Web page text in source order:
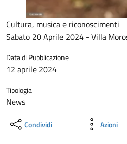
Cultura, musica e riconoscimenti
Sabato 20 Aprile 2024 - Villa
Data di Pubblicazione
12 aprile 2024
Tipologia
News
Condividi Azioni